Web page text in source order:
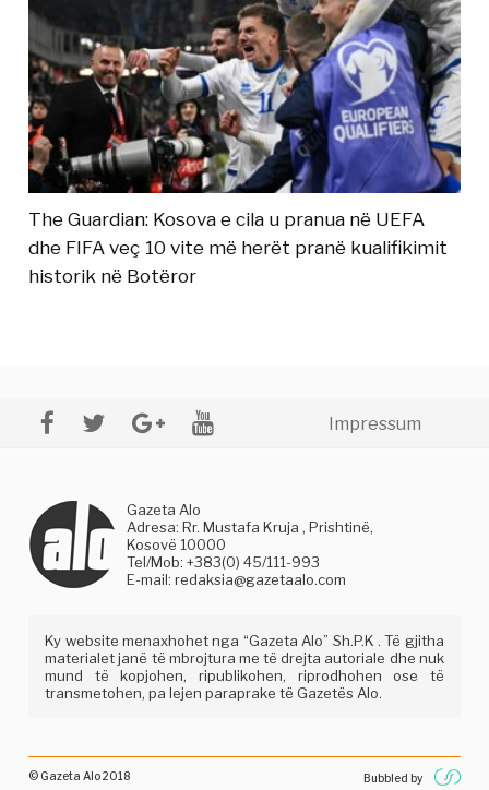
The Guardian: Kosova e cila u pranua në UEFA
dhe FIFA veç 10 vite më herët pranë kualifikimit
historik në Botëror
Impressum
Gazeta Alo
Adresa: Rr. Mustafa Kruja , Prishtinë,
Kosovë 10000
Tel/Mob: +383(0) 45/111-993
E-mail:redaksia@gazetaalo.com
Ky website menaxhohet nga “Gazeta Alo” Sh.P.K . Të gjitha
materialet janë të mbrojtura me të drejta autoriale dhe nuk
mund të kopjohen, ripublikohen, riprodhohen ose të
transmetohen, pa lejen paraprake të Gazetës Alo.
© Gazeta Alo 2018 Bubbled by